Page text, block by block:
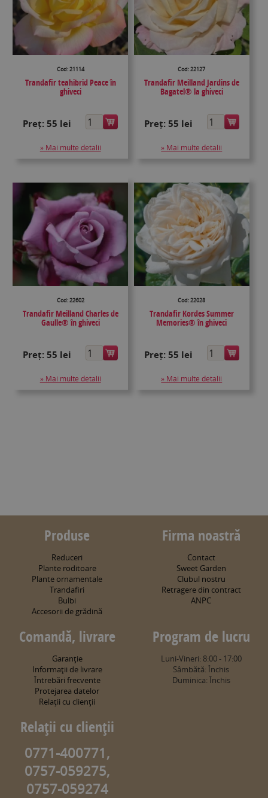
Cod: 21114
Trandafir teahibrid Peace în
ghiveci
Preț:55 lei
» Mai multe detalii
Cod: 22127
Trandafir Meilland Jardins de
Bagatel® la ghiveci
Preț: 55 lei
» Mai multe detalii
Cod: 22602
Trandafir Meilland Charles de
Gaulle® în ghiveci
Preț:55 lei
» Mai multe detalii
Cod: 22028
Trandafir Kordes Summer
Memories® în ghiveci
Preț: 55 lei
» Mai multe detalii
Produse
Reduceri
Plante roditoare
Plante ornamentale
Trandafiri
Bulbi
Accesorii de grădină
Firma noastră
Contact
Sweet Garden
Clubul nostru
Retragere din contract
ANPC
Comandă, livrare
Garanţie
Informaţii de livrare
Întrebări frecvente
Protejarea datelor
Relaţii cu clienţii
Program de lucru
Luni-Vineri: 8:00 - 17:00
Sâmbătă: Închis
Duminica: Închis
Relaţii cu clienţii
0771-400771,
0757-059275,
0757-059274